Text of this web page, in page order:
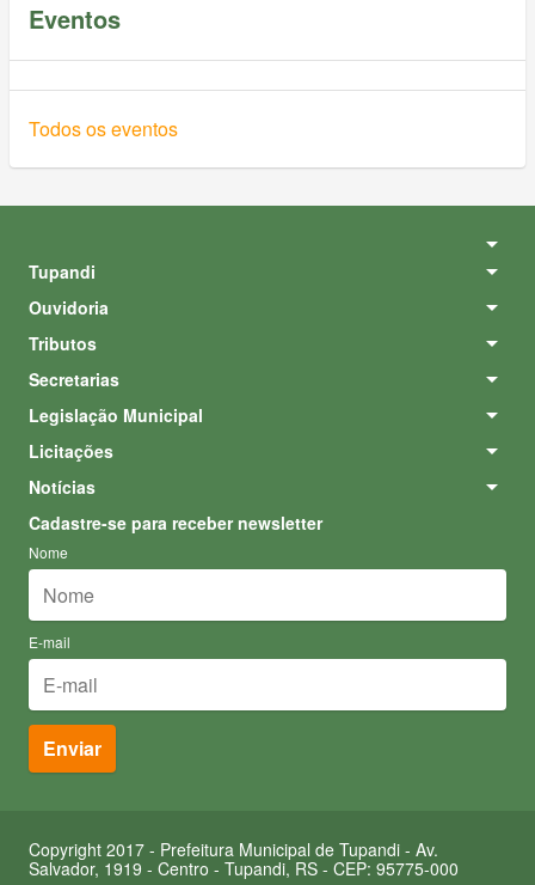
Eventos
Todos os eventos
Tupandi
Ouvidoria
Tributos
Secretarias
Legislação Municipal
Licitações
Notícias
Cadastre-se para receber newsletter
Nome
E-mail
Copyright 2017 - Prefeitura Municipal de Tupandi - Av.
Salvador, 1919 - Centro - Tupandi, RS - CEP: 95775-000